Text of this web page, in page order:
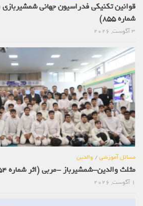
شماره 855)
3 آگوست, 2026
مسائل آموزشی/ والدین
مثلث والدین-شمشیرباز -مربی (اثر شماره 854)
1 آگوست, 2026